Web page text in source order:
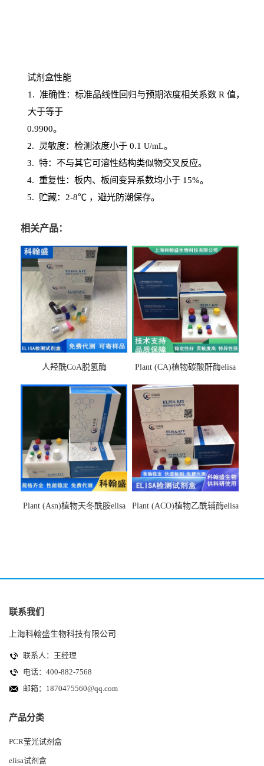
试剂盒性能
1 . 准确性：标准品线性回归与预期浓度相关系数 R 值，
大于等于
0.9900。
2. 灵敏度：检测浓度小于0.1 U/mL。
3. 特：不与其它可溶性结构类似物交叉反应。
4. 重复性：板内、板间变异系数均小于15%。
5. 贮藏：2-8℃ ，避光防潮保存。
相关产品：
人羟酰CoA脱氢酶
Plant (CA)植物碳酸酐酶elisa
Plant (Asn)植物天冬酰胺elisa
Plant (ACO)植物乙酰辅酶elisa
联系我们
上海科翰盛生物科技有限公司
联系人：王经理
电话：400-882-7568
邮箱： 1870475560@qq.com
产品分类
PCR莹光试剂盒
elisa试剂盒